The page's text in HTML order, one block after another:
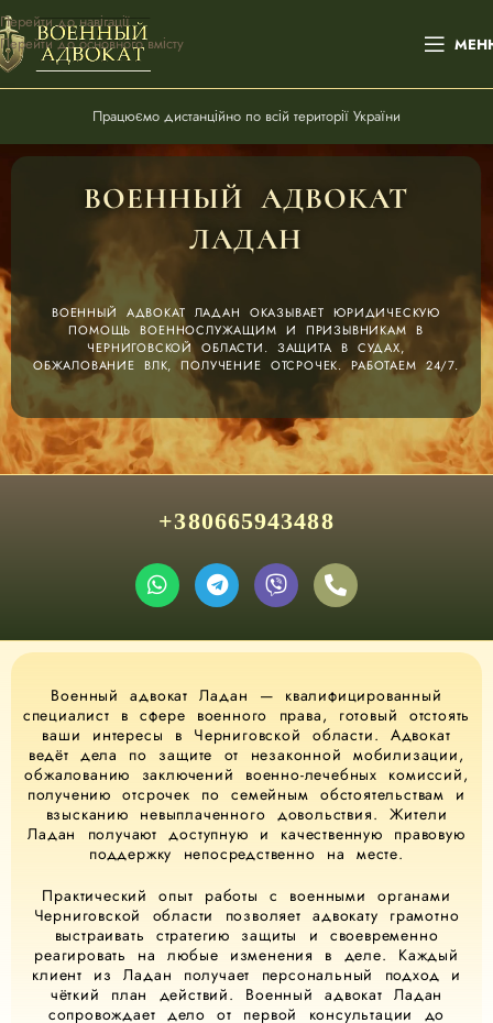
Перейти до навігації
Перейти до основного вмісту
Працюємо дистанційно по всій території України
ВОЕННЫЙ АДВОКАТ
ЛАДАН
ВОЕННЫЙ АДВОКАТ ЛАДАН ОКАЗЫВАЕТ ЮРИДИЧЕСКУЮ
ПОМОЩЬ ВОЕННОСЛУЖАЩИМ И ПРИЗЫВНИКАМ В
ЧЕРНИГОВСКОЙ ОБЛАСТИ. ЗАЩИТА В СУДАХ,
ОБЖАЛОВАНИЕ ВЛК, ПОЛУЧЕНИЕ ОТСРОЧЕК. РАБОТАЕМ 24/7.
+380665943488
Военный адвокат Ладан — квалифицированный
специалист в сфере военного права, готовый отстоять
ваши интересы в Черниговской области. Адвокат
ведёт дела по защите от незаконной мобилизации,
обжалованию заключений военно-лечебных комиссий,
получению отсрочек по семейным обстоятельствам и
взысканию невыплаченного довольствия. Жители
Ладан получают доступную и качественную правовую
поддержку непосредственно на месте.
Практический опыт работы с военными органами
Черниговской области позволяет адвокату грамотно
выстраивать стратегию защиты и своевременно
реагировать на любые изменения в деле. Каждый
клиент из Ладан получает персональный подход и
чёткий план действий. Военный адвокат Ладан
сопровождает дело от первой консультации до